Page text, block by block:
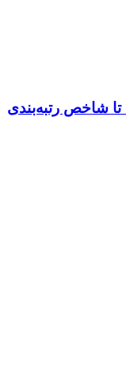
شاخص رتبه‌بندی